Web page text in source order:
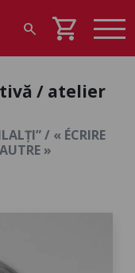
search shopping_cart
/ atelier
/ « ÉCRIRE
»